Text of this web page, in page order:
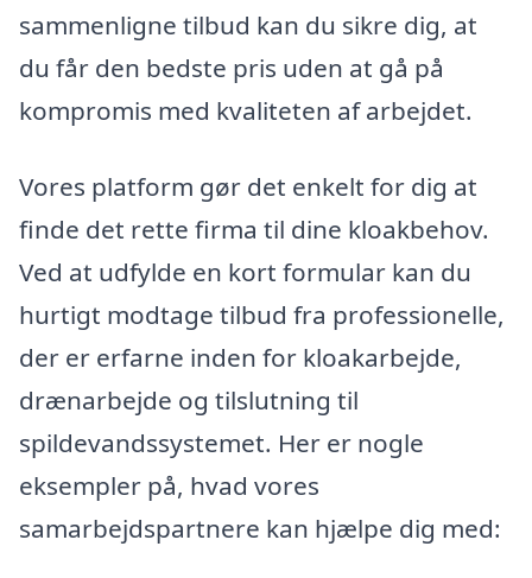
sammenligne tilbud kan du sikre dig, at
du får den bedste pris uden at gå på
kompromis med kvaliteten af arbejdet.
Vores platform gør det enkelt for dig at
finde det rette firma til dine kloakbehov.
Ved at udfylde en kort formular kan du
hurtigt modtage tilbud fra professionelle,
der er erfarne inden for kloakarbejde,
drænarbejde og tilslutning til
spildevandssystemet. Her er nogle
eksempler på, hvad vores
samarbejdspartnere kan hjælpe dig med: